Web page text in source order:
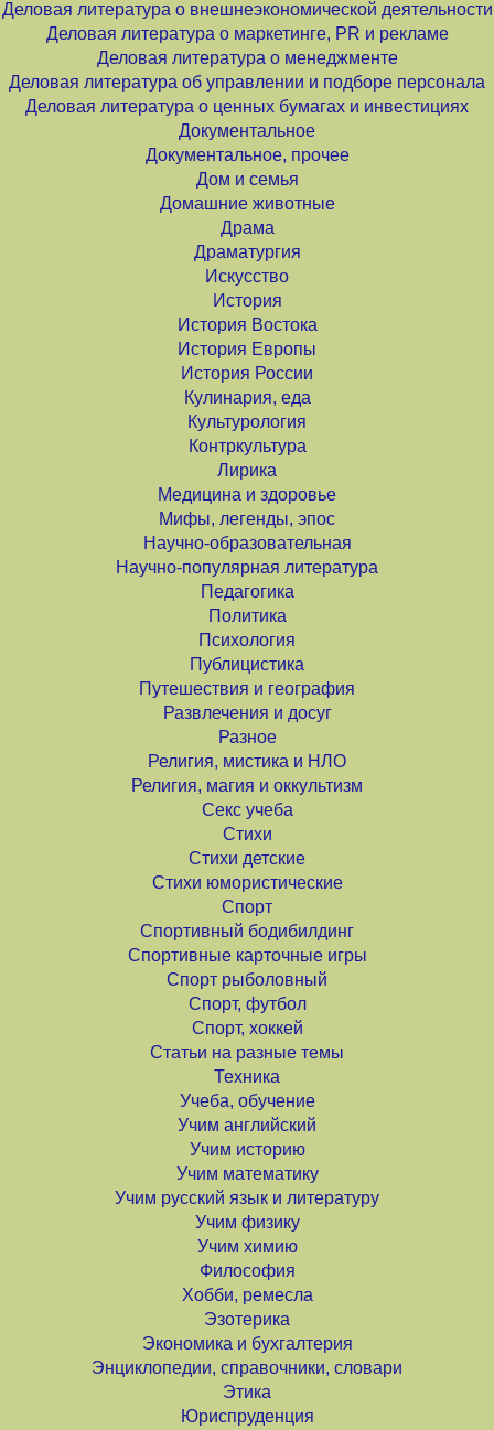
Деловая литература о внешнеэкономической деятельности
Деловая литература о маркетинге, PR и рекламе
Деловая литература о менеджменте
Деловая литература об управлении и подборе персонала
Деловая литература о ценных бумагах и инвестициях
Документальное
Документальное, прочее
Дом и семья
Домашние животные
Драма
Драматургия
Искусство
История
История Востока
История Европы
История России
Кулинария, еда
Культурология
Контркультура
Лирика
Медицина и здоровье
Мифы, легенды, эпос
Научно-образовательная
Научно-популярная литература
Педагогика
Политика
Психология
Публицистика
Путешествия и география
Развлечения и досуг
Разное
Религия, мистика и НЛО
Религия, магия и оккультизм
Секс учеба
Стихи
Стихи детские
Стихи юмористические
Спорт
Спортивный бодибилдинг
Спортивные карточные игры
Спорт рыболовный
Спорт, футбол
Спорт, хоккей
Статьи на разные темы
Техника
Учеба, обучение
Учим английский
Учим историю
Учим математику
Учим русский язык и литературу
Учим физику
Учим химию
Философия
Хобби, ремесла
Эзотерика
Экономика и бухгалтерия
Энциклопедии, справочники, словари
Этика
Юриспруденция